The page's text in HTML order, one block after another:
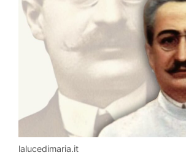
lalucedimaria.it